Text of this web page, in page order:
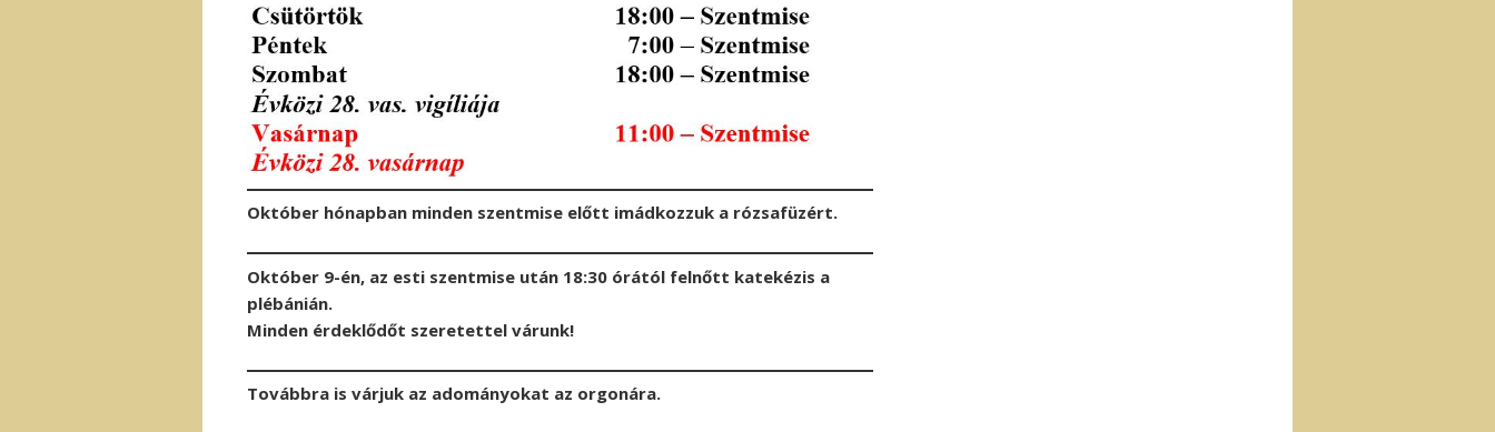
Október hónapban minden szentmise előtt imádkozzuk a rózsafüzért.
Október 9-én, az esti szentmise után 18:30 órától felnőtt katekézis a
plébánián.
Minden érdeklődőt szeretettel várunk!
Továbbra is várjuk az adományokat az orgonára.